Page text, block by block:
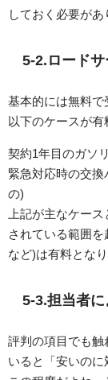
しておく必要があ
5-2.ロードサ
基本的には無料で
以下のケースが
契約1年目のガソ
緊急対応時の交換
の)
上記が主なケー
されている範囲
など)は有料となり
5-3.担当者
評判の項目でも触
いると「安いの